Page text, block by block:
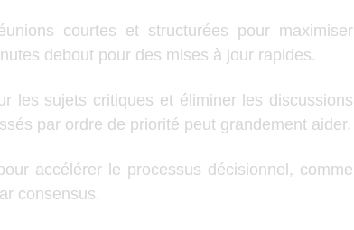
courtes et structurées pour maximiser
debout pour des mises à jour rapides.
les sujets critiques et éliminer les discussions
par ordre de priorité peut grandement aider.
accélérer le processus décisionnel, comme
consensus.